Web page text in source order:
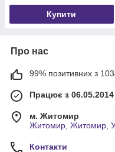
Купити
Про нас
99% позитивних з 1034
Працює з 06.05.2014
м. Житомир
Житомир, Житомир,
Контакти